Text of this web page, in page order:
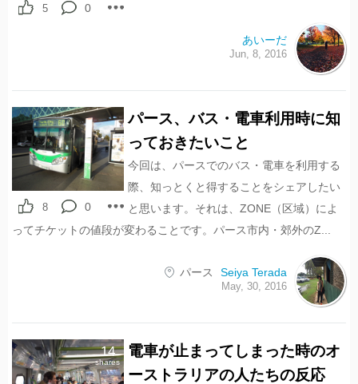
0
5
あいーだ
Jun, 8, 2016
0
8
パース、バス・電車利用時に知
っておきたいこと
今回は、パースでのバス・電車を利用する
際、知っとくと得することをシェアしたい
と思います。それは、ZONE（区域）によ
ってチケットの値段が変わることです。パース市内・郊外のZ...
パース Seiya Terada
May, 30, 2016
14
shares
電車が止まってしまった時のオ
ーストラリアの人たちの反応